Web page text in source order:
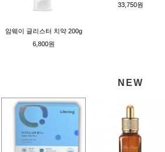
암웨이 글리스터 치약 200g
6,800원
33,750원
NEW